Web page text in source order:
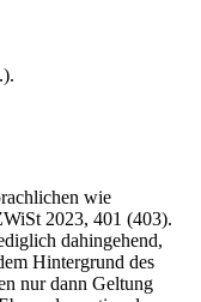
wie
2023, 401 (403).
dahingehend,
Hintergrund des
nur dann Geltung